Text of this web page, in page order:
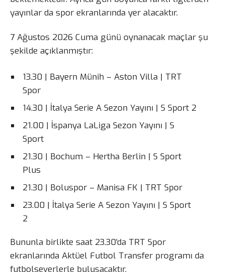
yayınlar da spor ekranlarında yer alacaktır.
7 Ağustos 2026 Cuma günü oynanacak maçlar şu
şekilde açıklanmıştır:
13.30 | Bayern Münih – Aston Villa | TRT
Spor
14.30 | İtalya Serie A Sezon Yayını | S Sport 2
21.00 | İspanya LaLiga Sezon Yayını | S
Sport
21.30 | Bochum – Hertha Berlin | S Sport
Plus
21.30 | Boluspor – Manisa FK | TRT Spor
23.00 | İtalya Serie A Sezon Yayını | S Sport
2
Bununla birlikte saat 23.30’da TRT Spor
ekranlarında Aktüel Futbol Transfer programı da
futbolseverlerle buluşacaktır.